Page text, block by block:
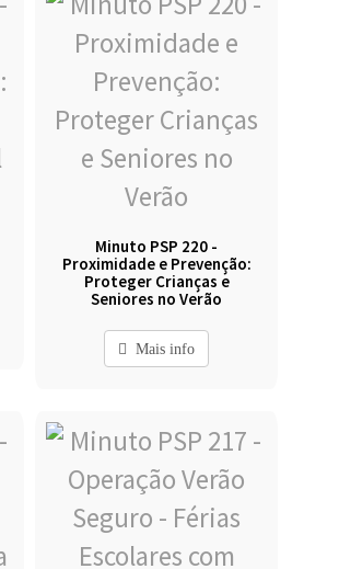
Minuto PSP 220 -
Proximidade e Prevenção:
Proteger Crianças e
Seniores no Verão
Mais info